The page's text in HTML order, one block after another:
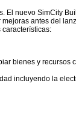
El nuevo SimCity
antes del
bienes y recursos
incluyendo la